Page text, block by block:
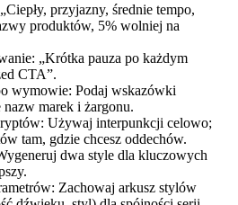
przyjazny, średnie tempo,
produktów, 5% wolniej na
„Krótka pauza po każdym
CTA”.
wymowie: Podaj wskazówki
marek i żargonu.
Używaj interpunkcji celowo;
tam, gdzie chcesz oddechów.
dwa style dla kluczowych
Zachowaj arkusz stylów